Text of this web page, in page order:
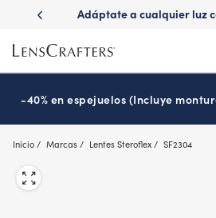
main
content
con
Adáptate a cualquier luz
-40% en espejuelos (Incluye
Inicio Marcas Lentes Steroflex SF2304